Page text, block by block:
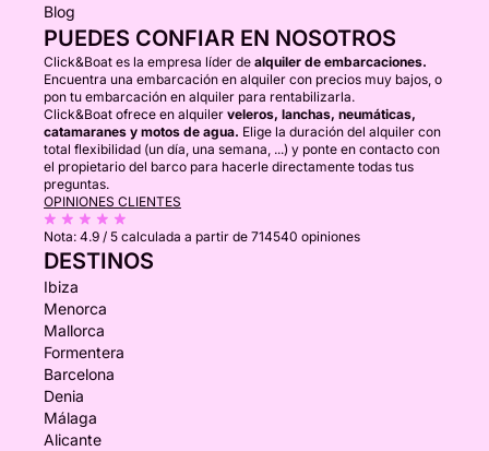
Blog
PUEDES CONFIAR EN NOSOTROS
Click&Boat es la empresa líder de alquiler de embarcaciones.
Encuentra una embarcación en alquiler con precios muy bajos, o
pon tu embarcación en alquiler para rentabilizarla.
Click&Boat ofrece en alquiler veleros, lanchas, neumáticas,
catamaranes y motos de agua. Elige la duración del alquiler con
total flexibilidad (un día, una semana, ...) y ponte en contacto con
el propietario del barco para hacerle directamente todas tus
preguntas.
OPINIONES CLIENTES
Nota: 4.9 / 5 calculada a partir de 714540 opiniones
DESTINOS
Ibiza
Menorca
Mallorca
Formentera
Barcelona
Denia
Málaga
Alicante